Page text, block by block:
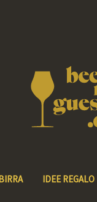
IDEE REGALO